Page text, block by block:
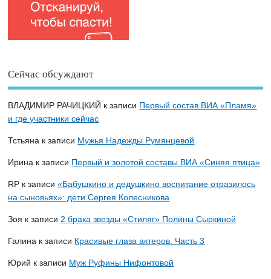
Сейчас обсуждают
ВЛАДИМИР РАЧИЦКИЙ к записи Первый состав ВИА «Пламя»
и где участники сейчас
Тстьяна к записи Мужья Надежды Румянцевой
Ирина к записи Первый и золотой составы ВИА «Синяя птица»
RP к записи«Бабушкино и дедушкино воспитание отразилось
на сыновьях»: дети Сергея Колесникова
Зоя к записи 2 брака звезды «Стиляг» Полины Сыркиной
Галина к записи Красивые глаза актеров. Часть 3
Юрий к записи Муж Руфины Нифонтовой